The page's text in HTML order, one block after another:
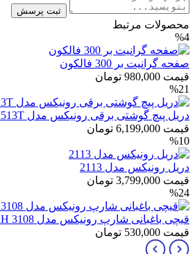
ثبت پرسش
محصولات مرتبط
%4
صفحه گرانیت بر 300 فالکون
قیمت 980,000 تومان
%21
دریل پیچ گوشتی برقی رونیکس مدل 2513T
قیمت 6,199,000 تومان
%10
دریل رونیکس مدل 2113
قیمت 3,799,000 تومان
%24
قیچی باغبانی شارپ رونیکس مدل RH 3108
قیمت 530,000 تومان